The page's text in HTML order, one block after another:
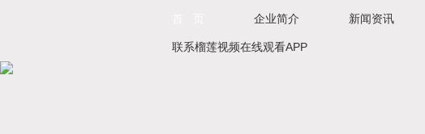
企业简介 新闻资讯
联系榴莲视频在线观看APP